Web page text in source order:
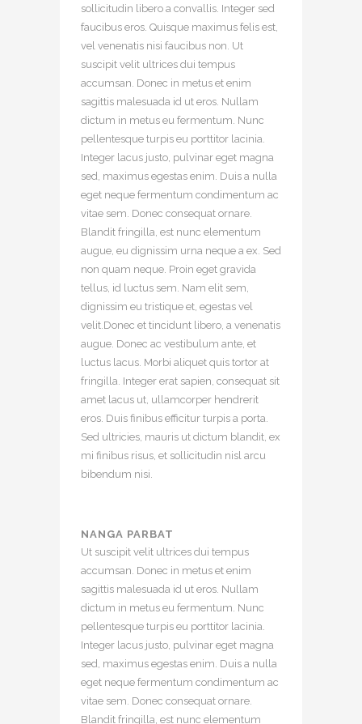
sollicitudin libero a convallis. Integer sed
faucibus eros. Quisque maximus felis est,
vel venenatis nisi faucibus non. Ut
suscipit velit ultrices dui tempus
accumsan. Donec in metus et enim
sagittis malesuada id ut eros. Nullam
dictum in metus eu fermentum. Nunc
pellentesque turpis eu porttitor lacinia.
Integer lacus justo, pulvinar eget magna
sed, maximus egestas enim. Duis a nulla
eget neque fermentum condimentum ac
vitae sem. Donec consequat ornare.
Blandit fringilla, est nunc elementum
augue, eu dignissim urna neque a ex. Sed
non quam neque. Proin eget gravida
tellus, id luctus sem. Nam elit sem,
dignissim eu tristique et, egestas vel
velit.Donec et tincidunt libero, a venenatis
augue. Donec ac vestibulum ante, et
luctus lacus. Morbi aliquet quis tortor at
fringilla. Integer erat sapien, consequat sit
amet lacus ut, ullamcorper hendrerit
eros. Duis finibus efficitur turpis a porta.
Sed ultricies, mauris ut dictum blandit, ex
mi finibus risus, et sollicitudin nisl arcu
bibendum nisi.
NANGA PARBAT
Ut suscipit velit ultrices dui tempus
accumsan. Donec in metus et enim
sagittis malesuada id ut eros. Nullam
dictum in metus eu fermentum. Nunc
pellentesque turpis eu porttitor lacinia.
Integer lacus justo, pulvinar eget magna
sed, maximus egestas enim. Duis a nulla
eget neque fermentum condimentum ac
vitae sem. Donec consequat ornare.
Blandit fringilla, est nunc elementum